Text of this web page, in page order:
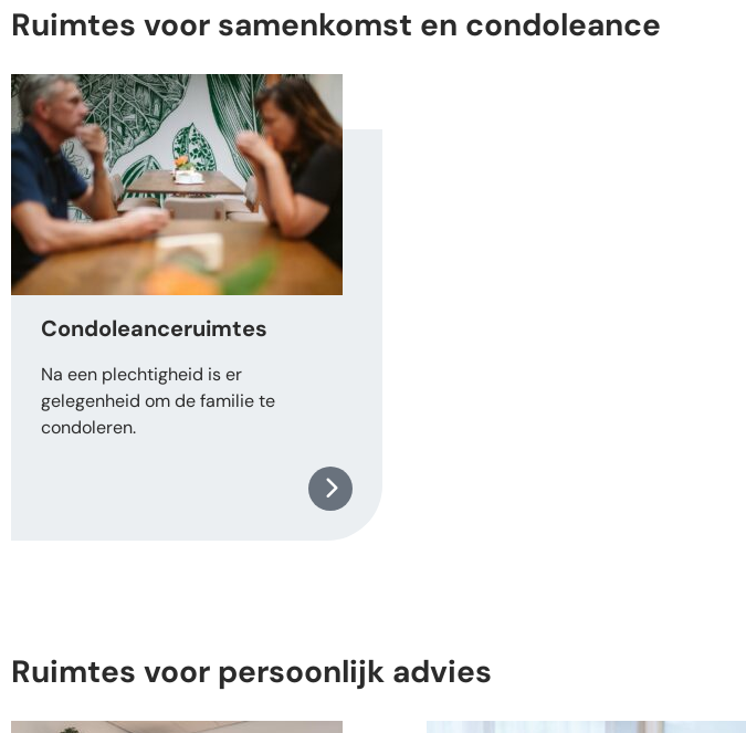
Ruimtes voor samenkomst en condoleance
Condoleanceruimtes
Na een plechtigheid is er
gelegenheid om de familie te
condoleren.
Ruimtes voor persoonlijk advies